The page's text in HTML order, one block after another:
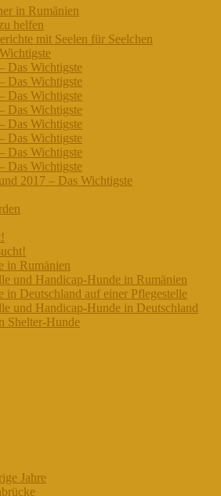
in Rumänien
helfen
mit Seelen für Seelchen
Das Wichtigste
Das Wichtigste
Das Wichtigste
Das Wichtigste
Das Wichtigste
Das Wichtigste
Das Wichtigste
Das Wichtigste
2017 – Das Wichtigste
in Rumänien
und Handicap-Hunde in Rumänien
in Deutschland auf einer Pflegestelle
und Handicap-Hunde in Deutschland
Shelter-Hunde
Jahre